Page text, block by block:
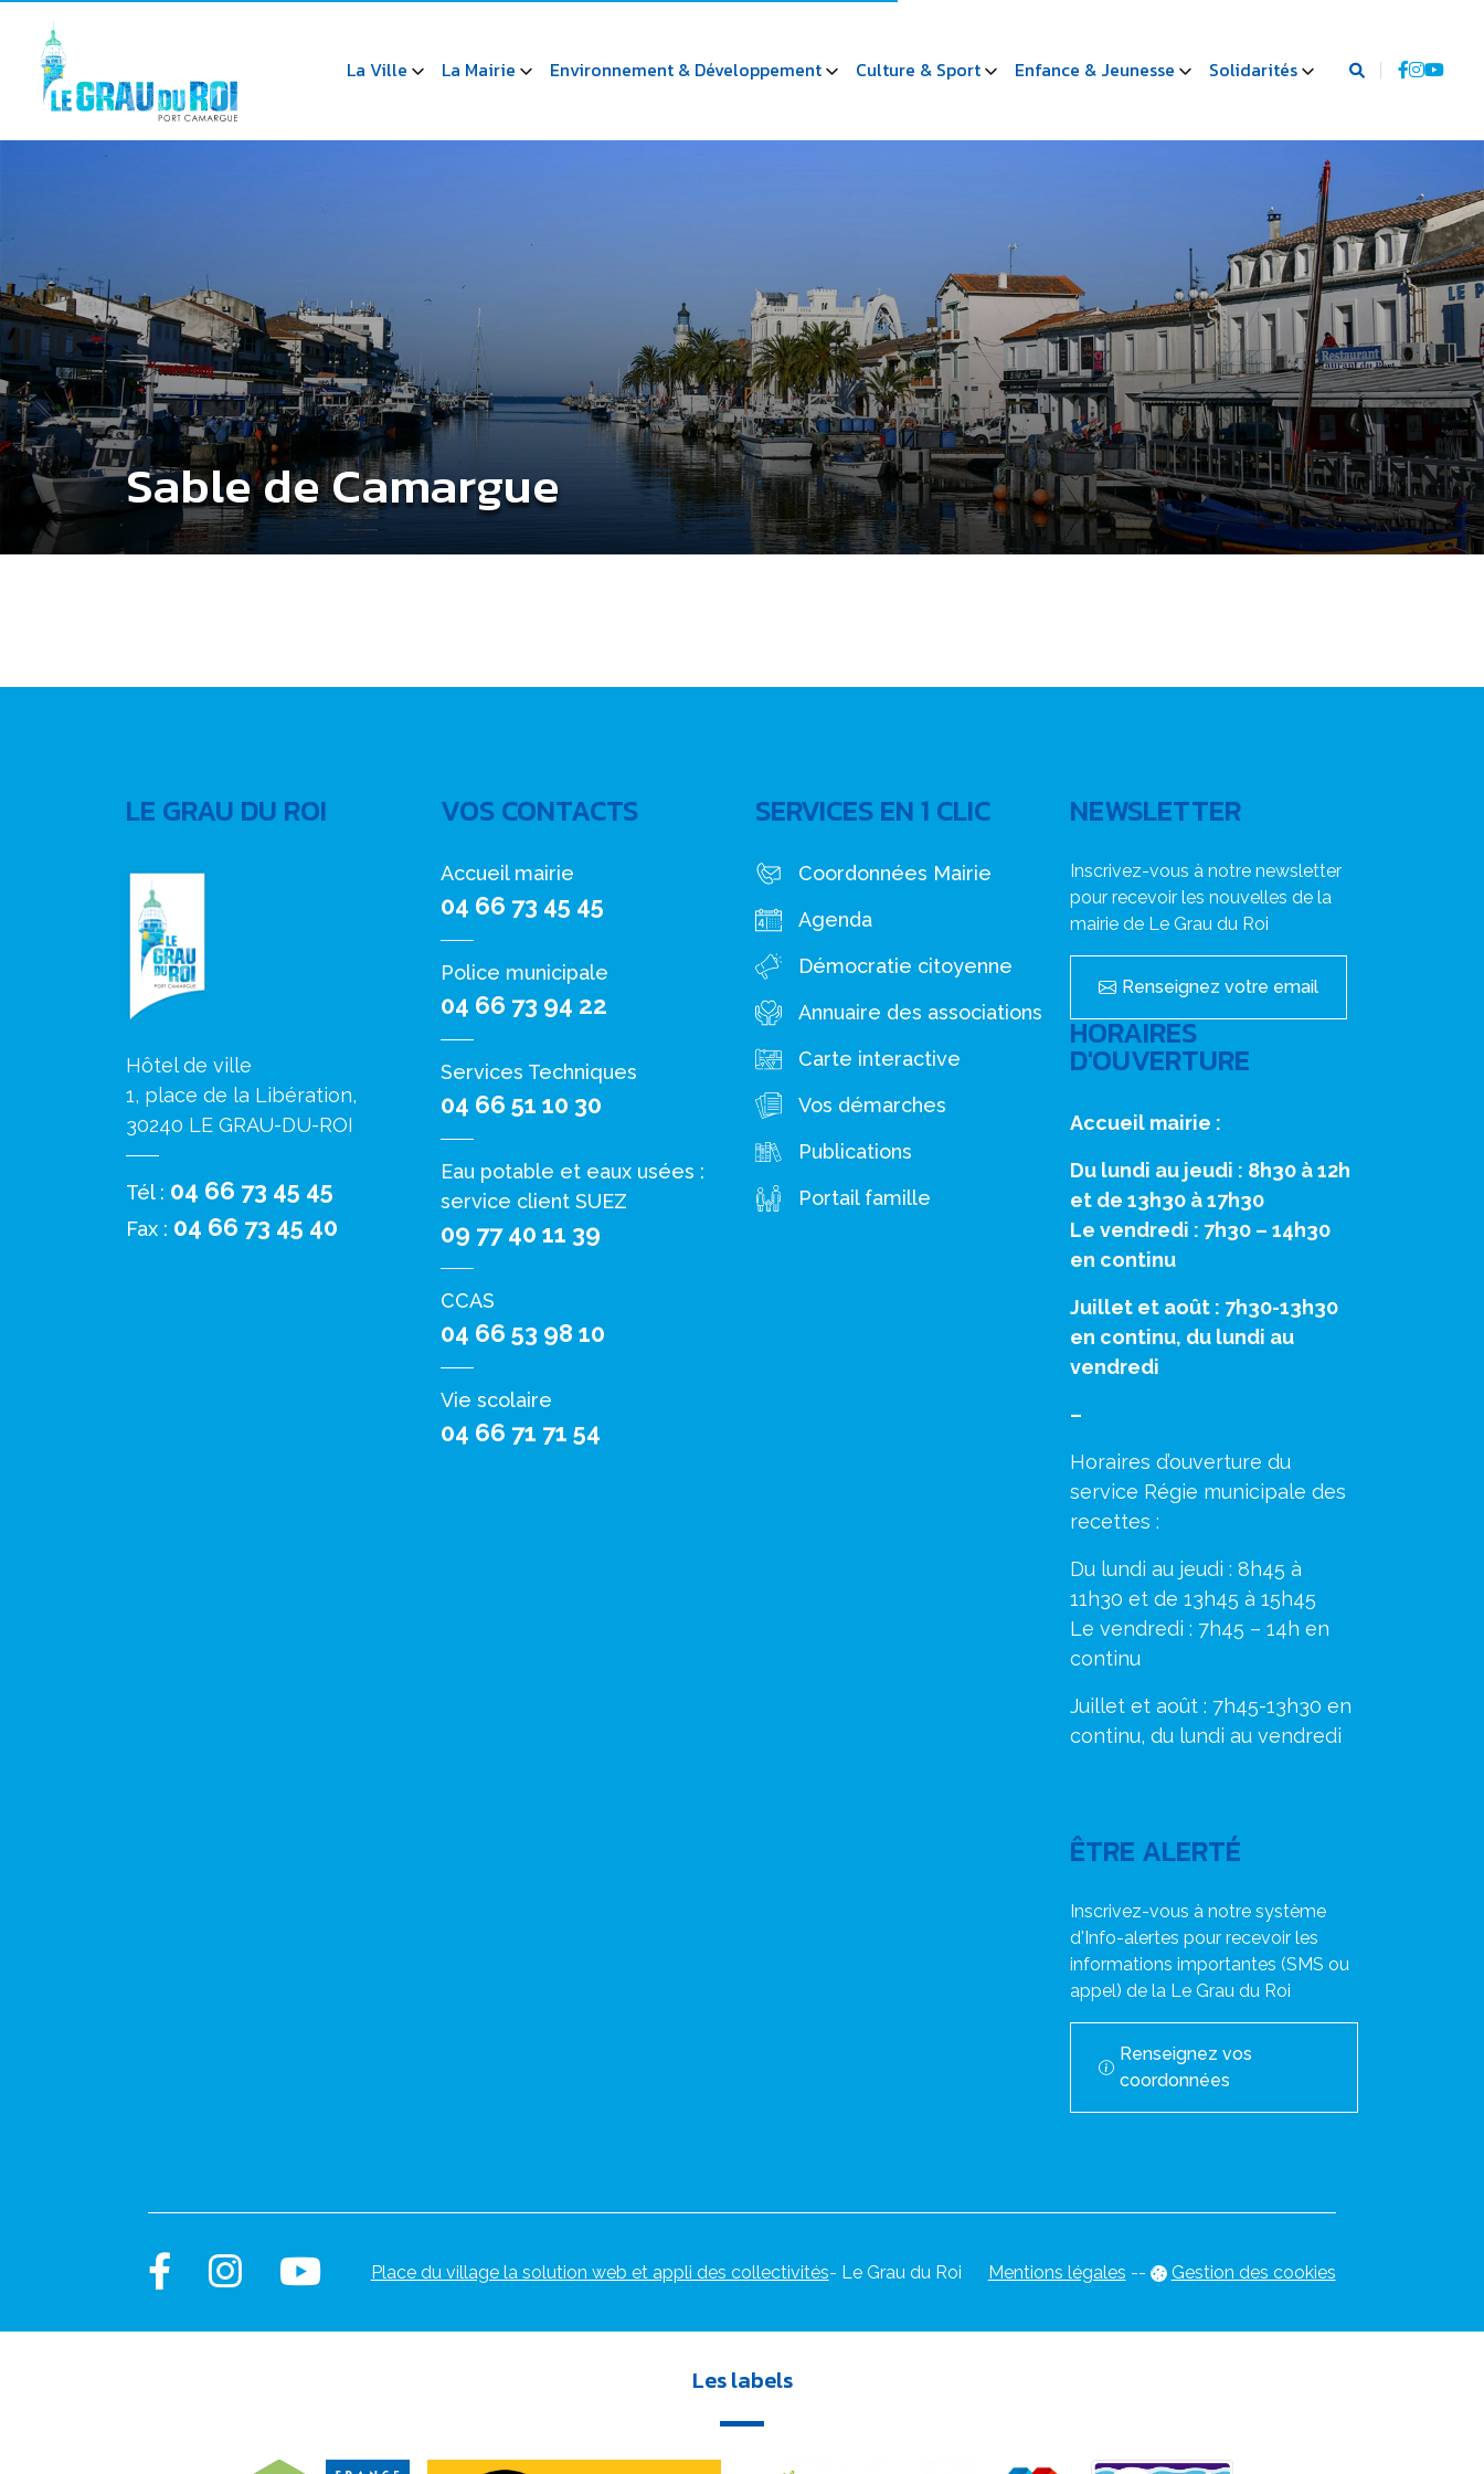
La Ville La Mairie Environnement & Développement Culture & Sport Enfance & Jeunesse Solidarités
Sable de Camargue
LE GRAU DU ROI
Hôtel de ville
1, place de la Libération,
30240 LE GRAU-DU-ROI
Tél : 04 66 73 45 45
Fax : 04 66 73 45 40
VOS CONTACTS
Accueil mairie
04 66 73 45 45
Police municipale
04 66 73 94 22
Services Techniques
04 66 51 10 30
Eau potable et eaux usées :
service client SUEZ
09 77 40 11 39
CCAS
04 66 53 98 10
Vie scolaire
04 66 71 71 54
SERVICES EN 1 CLIC
Coordonnées Mairie
Agenda
Démocratie citoyenne
Annuaire des associations
Carte interactive
Vos démarches
Publications
Portail famille
NEWSLETTER
Inscrivez-vous à notre newsletter
pour recevoir les nouvelles de la
mairie de Le Grau du Roi
Renseignez votre email
HORAIRES
D'OUVERTURE
Accueil mairie :
Du lundi au jeudi : 8h30 à 12h
et de 13h30 à 17h30
Le vendredi : 7h30 – 14h30
en continu
Juillet et août : 7h30-13h30
en continu, du lundi au
vendredi
–
Horaires d’ouverture du
service Régie municipale des
recettes :
Du lundi au jeudi : 8h45 à
11h30 et de 13h45 à 15h45
Le vendredi : 7h45 – 14h en
continu
Juillet et août : 7h45-13h30 en
continu, du lundi au vendredi
ÊTRE ALERTÉ
Inscrivez-vous à notre système
d'Info-alertes pour recevoir les
informations importantes (SMS ou
appel) de la Le Grau du Roi
Renseignez vos
coordonnées
Place du village la solution web et appli des collectivités- Le Grau du Roi Mentions légales -- Gestion des cookies
Les labels